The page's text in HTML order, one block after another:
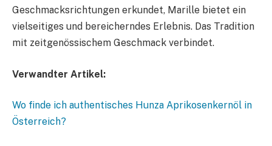
Geschmacksrichtungen erkundet, Marille bietet ein
vielseitiges und bereicherndes Erlebnis. Das Tradition
mit zeitgenössischem Geschmack verbindet.
Verwandter Artikel:
Wo finde ich authentisches Hunza Aprikosenkernöl in
Österreich?